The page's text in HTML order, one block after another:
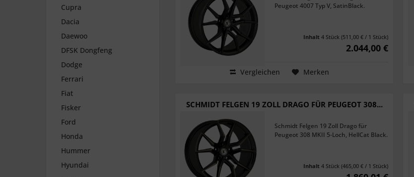
Cupra
Dacia
Daewoo
DFSK Dongfeng
Dodge
Ferrari
Fiat
Fisker
Ford
Honda
Hummer
Hyundai
Peugeot 4007 Typ V, SatinBlack.
Inhalt 4 Stück (511,00 € / 1 Stück)
2.044,00 €
Vergleichen Merken
SCHMIDT FELGEN 19 ZOLL DRAGO FÜR PEUGEOT 308...
Schmidt Felgen 19 Zoll Drago für
Peugeot 308 MKII 5-Loch, HellCat Black.
Inhalt 4 Stück (465,00 € / 1 Stück)